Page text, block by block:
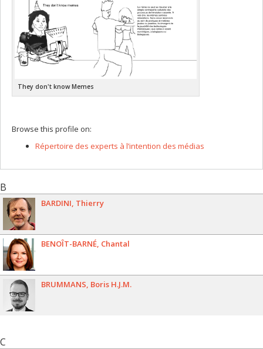
They don't know Memes
Browse this profile on:
Répertoire des experts à l’intention des médias
B
BARDINI Thierry
BENOÎT-BARNÉ Chantal
BRUMMANS Boris H.J.M.
C